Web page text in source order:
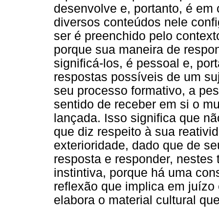
desenvolve e, portanto, é
diversos conteúdos nele
ser é preenchido pelo
porque sua maneira de
significá-los, é pessoal e,
respostas possíveis de um
seu processo formativo, a
sentido de receber em si o
lançada. Isso significa que
que diz respeito à sua
exterioridade, dado que de
resposta e responder,
instintiva, porque há uma
reflexão que implica em
elabora o material cultural